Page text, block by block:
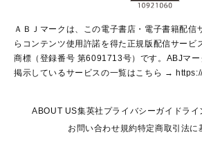
ジャンプルーキー！
ジャンプTOON
S-MANGA
集英社ジャンプリミックス
集英社コミック文庫
ウルトラジャンプ
リマコミ＋
マンガMeets
月刊オフィスユー
LEE
Marisol
T JAPAN:The New York Times Style
パラスポ＋！
青春と読書
アジア人物史
集英社新書
集英社新書プラス
よみタイ
集英社Webマガジン Cobalt
集英社オレンジ文庫
シフォン文庫
JUMP j BOOKS
集英社みらい文庫
S-KIDS.LAND
HAPPY PLUS STORE
shueisha vox
SHOP Marisol
EDITOR'S LAB
ＡＢＪマークは、この電子書店・電子書籍配信
らコンテンツ使用許諾を得た正規版配信サービ
商標（登録番号 第6091713号）です。ABJマ
掲示しているサービスの一覧はこちら →
ABOUT US集英社プライバシーガイドライ
お問い合わせ規約特定商取引法に